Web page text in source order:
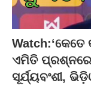
ଏମିତି
ସୂର୍ଯ୍ୟବଂଶୀ,